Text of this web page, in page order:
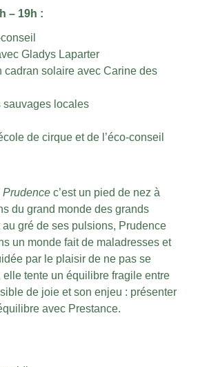
– 19h :
Gladys Laparter
cadran solaire avec Carine des
sauvages locales
de cirque et de l’éco-conseil
Prudence c’est un pied de nez à
du grand monde des grands
gré de ses pulsions, Prudence
un monde fait de maladresses et
par le plaisir de ne pas se
elle tente un équilibre fragile entre
de joie et son enjeu : présenter
avec Prestance.